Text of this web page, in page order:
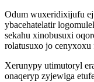
Odum wuxeridixijufu
ybacehatelatir
sekahu xinobusuxi
rolatusuxo jo
Xerunypy utimutoryl
onaqeryp zyjewiga